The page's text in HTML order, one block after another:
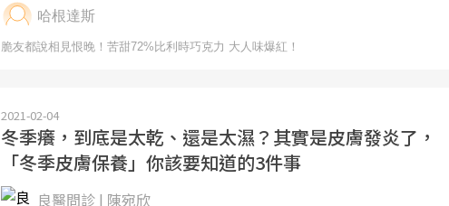
2021-02-04
冬季癢，到底是太乾、還是太濕？其實是皮膚發炎了，
「冬季皮膚保養」你該要知道的3件事
良醫問診 | 陳宛欣